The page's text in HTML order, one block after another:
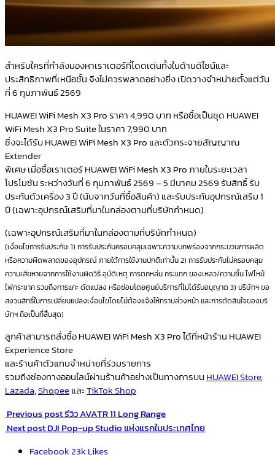
สำหรับใครที่กำลังมองหาเราเตอร์ที่โดดเด่นทั้งในด้านดีไซน์และ
ประสิทธิภาพที่เหนือชั้น จึงไม่ควรพลาดอย่างยิ่ง เปิดวางจำหน่ายตั้งแต่วัน
ที่ 6 กุมภาพันธ์ 2569
HUAWEI WiFi Mesh X3 Pro ราคา 4,990 บาท หรือซื้อเป็นชุด HUAWEI
WiFi Mesh X3 Pro Suite ในราคา 7,990 บาท
ซึ่งจะได้รับ HUAWEI WiFi Mesh X3 Pro และตัวกระจายสัญญาณ
Extender
พิเศษ เมื่อซื้อเราเตอร์ HUAWEI WiFi Mesh X3 Pro ภายในระยะเวลา
โปรโมชัน ระหว่างวันที่ 6 กุมภาพันธ์ 2569 – 5 มีนาคม 2569 รับสิทธิ์ รับ
ประกันตัวเครื่อง 3 ปี (นับจากวันที่ซื้อสินค้า) และรับประกันอุปกรณ์เสริม 1
ปี (เฉพาะอุปกรณ์เสริมที่มาในกล่องตามที่บริษัทกำหนด)
(เฉพาะอุปกรณ์เสริมที่มาในกล่องตามที่บริษัทกำหนด)
(เงื่อนไขการรับประกัน: 1) การรับประกันครอบคลุมเฉพาะความบกพร่องจากกระบวนการผลิต
หรือความผิดพลาดของอุปกรณ์ ภายใต้การใช้งานปกติเท่านั้น 2) การรับประกันไม่ครอบคลุม
ความเสียหายจากการใช้งานผิดวิธี อุบัติเหตุ การตกหล่น กระแทก ของเหลว/ความชื้น ไฟไหม้
ไฟกระชาก รวมถึงการแกะ ดัดแปลง หรือซ่อมโดยศูนย์บริการที่ไม่ได้รับอนุญาต 3) บริษัทฯ ขอ
สงวนสิทธิ์ในการเปลี่ยนแปลงเงื่อนไขโดยไม่ต้องแจ้งให้ทราบล่วงหน้า และการตัดสินใจของบริ
ษัทฯ ถือเป็นที่สิ้นสุด)
ลูกค้าสามารถสั่งซื้อ HUAWEI WiFi Mesh X3 Pro ได้ที่หน้าร้าน HUAWEI
Experience Store
และร้านค้าตัวแทนจำหน่ายที่ร่วมรายการ
รวมถึงช่องทางออนไลน์ผ่านร้านค้าอย่างเป็นทางการบน HUAWEI Store,
Lazada,ShopeeและTikTok Shop
Previous postรีวิว AVATR 11 Long Range
Next postDJI Pop-up Studio แห่งแรกในประเทศไทย
Facebook23k Likes